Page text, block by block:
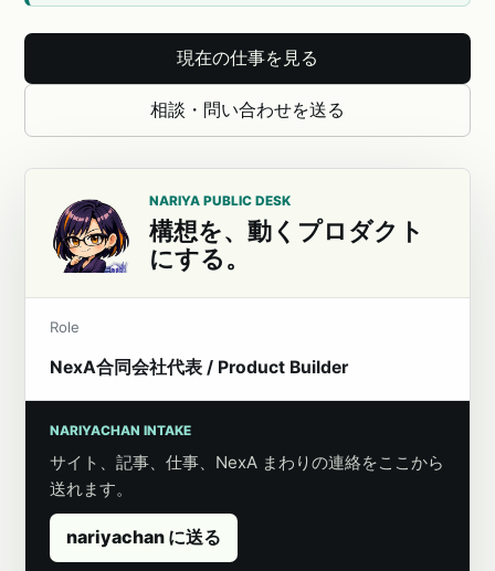
現在の仕事を見る
相談・問い合わせを送る
NARIYA PUBLIC DESK
構想を、動くプロダクト
にする。
Role
NexA合同会社代表 / Product Builder
NARIYACHAN INTAKE
サイト、記事、仕事、NexA まわりの連絡をここから
送れます。
nariyachan に送る